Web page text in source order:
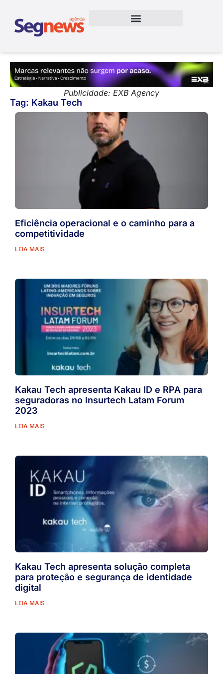
Publicidade: EXB Agency
Tag: Kakau Tech
Eficiência operacional e o caminho para a
competitividade
LEIA MAIS
Kakau Tech apresenta Kakau ID e RPA para
seguradoras no Insurtech Latam Forum
2023
LEIA MAIS
Kakau Tech apresenta solução completa
para proteção e segurança de identidade
digital
LEIA MAIS